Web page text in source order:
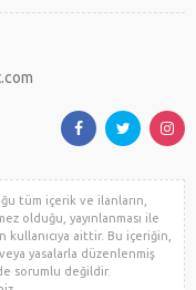
tüm içerik ve ilanların,
olduğu, yayınlanması ile
aittir. Bu içeriğin,
yasalarla düzenlenmiş
sorumlu değildir.